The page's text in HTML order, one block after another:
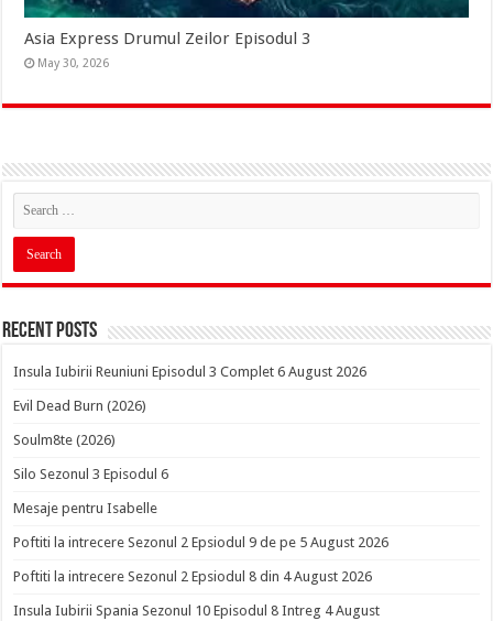
Asia Express Drumul Zeilor Episodul 3
May 30, 2026
Recent Posts
Insula Iubirii Reuniuni Episodul 3 Complet 6 August 2026
Evil Dead Burn (2026)
Soulm8te (2026)
Silo Sezonul 3 Episodul 6
Mesaje pentru Isabelle
Poftiti la intrecere Sezonul 2 Epsiodul 9 de pe 5 August 2026
Poftiti la intrecere Sezonul 2 Epsiodul 8 din 4 August 2026
Insula Iubirii Spania Sezonul 10 Episodul 8 Intreg 4 August